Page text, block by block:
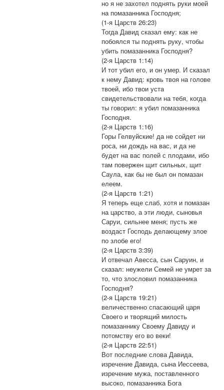
но я не захотел поднять руки моей
на помазанника Господня;
(1-я Царств 26:23)
Тогда Давид сказал ему: как не
побоялся ты поднять руку, чтобы
убить помазанника Господня?
(2-я Царств 1:14)
И тот убил его, и он умер. И сказал
к нему Давид: кровь твоя на голове
твоей, ибо твои уста
свидетельствовали на тебя, когда
ты говорил: я убил помазанника
Господня.
(2-я Царств 1:16)
Горы Гелвуйские! да не сойдет ни
роса, ни дождь на вас, и да не
будет на вас полей с плодами, ибо
там повержен щит сильных, щит
Саула, как бы не был он помазан
елеем.
(2-я Царств 1:21)
Я теперь еще слаб, хотя и помазан
на царство, а эти люди, сыновья
Саруи, сильнее меня; пусть же
воздаст Господь делающему злое
по злобе его!
(2-я Царств 3:39)
И отвечал Авесса, сын Саруин, и
сказал: неужели Семей не умрет за
то, что злословил помазанника
Господня?
(2-я Царств 19:21)
величественно спасающий царя
Своего и творящий милость
помазаннику Своему Давиду и
потомству его во веки!
(2-я Царств 22:51)
Вот последние слова Давида,
изречение Давида, сына Иессеева,
изречение мужа, поставленного
высоко, помазанника Бога